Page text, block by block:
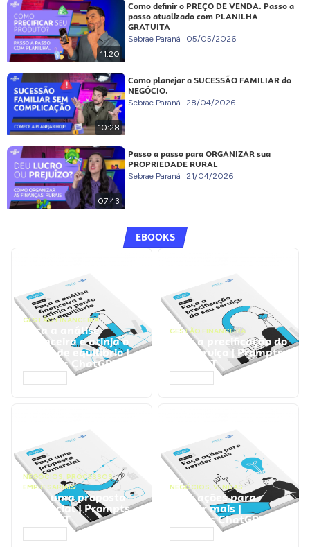
11:20
Como definir o PREÇO DE VENDA. Passo a
passo atualizado com PLANILHA
GRATUITA
Sebrae Paraná 05/05/2026
10:28
Como planejar a SUCESSÃO FAMILIAR do
NEGÓCIO.
Sebrae Paraná 28/04/2026
07:43
Passo a passo para ORGANIZAR sua
PROPRIEDADE RURAL
Sebrae Paraná 21/04/2026
EBOOKS
GESTÃO FINANCEIRA
Faça a análise
financeira e atinja o
ponto de equilíbrio |
Prompts ChatGPT
GESTÃO FINANCEIRA
Faça a precificação do
seu serviço | Prompts
ChatGPT
NEGÓCIOS, PROCESSOS
EMPRESARIAIS
Faça uma proposta
comercial | Prompts
ChatGPT
NEGÓCIOS, VENDAS
Faça ações para
vender mais |
Prompts ChatGPT